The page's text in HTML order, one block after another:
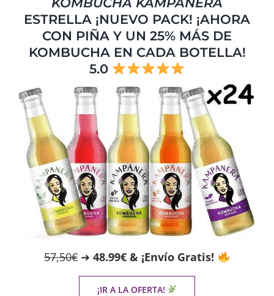
ESTRELLA ¡NUEVO PACK! ¡AHORA
CON PIÑA Y UN 25% MÁS DE
KOMBUCHA EN CADA BOTELLA!
5.0
57,50€➜48.99€ & ¡Envío Gratis!
¡IR A LA OFERTA!